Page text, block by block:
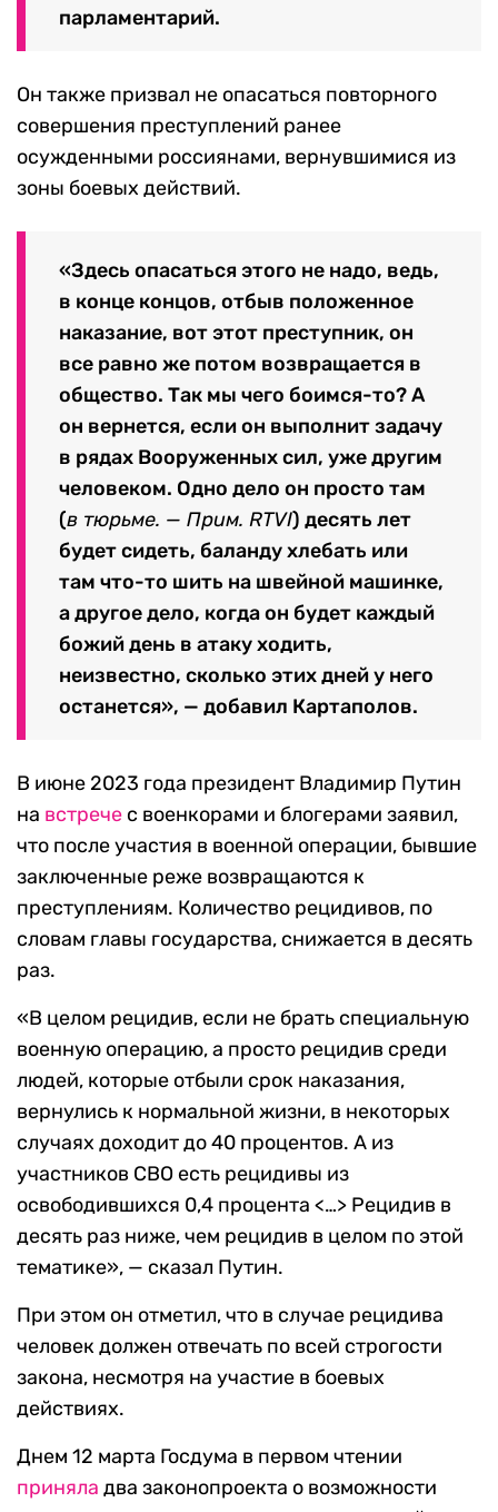
парламентарий.
Он также призвал не опасаться повторного
совершения преступлений ранее
осужденными россиянами, вернувшимися из
зоны боевых действий.
«Здесь опасаться этого не надо, ведь,
в конце концов, отбыв положенное
наказание, вот этот преступник, он
все равно же потом возвращается в
общество. Так мы чего боимся-то? А
он вернется, если он выполнит задачу
в рядах Вооруженных сил, уже другим
человеком. Одно дело он просто там
(в тюрьме. — Прим. RTVI) десять лет
будет сидеть, баланду хлебать или
там что-то шить на швейной машинке,
а другое дело, когда он будет каждый
божий день в атаку ходить,
неизвестно, сколько этих дней у него
останется», — добавил Картаполов.
В июне 2023 года президент Владимир Путин
на встрече с военкорами и блогерами заявил,
что после участия в военной операции, бывшие
заключенные реже возвращаются к
преступлениям. Количество рецидивов, по
словам главы государства, снижается в десять
раз.
«В целом рецидив, если не брать специальную
военную операцию, а просто рецидив среди
людей, которые отбыли срок наказания,
вернулись к нормальной жизни, в некоторых
случаях доходит до 40 процентов. А из
участников СВО есть рецидивы из
освободившихся 0,4 процента <…> Рецидив в
десять раз ниже, чем рецидив в целом по этой
тематике», — сказал Путин.
При этом он отметил, что в случае рецидива
человек должен отвечать по всей строгости
закона, несмотря на участие в боевых
действиях.
Днем 12 марта Госдума в первом чтении
приняла два законопроекта о возможности